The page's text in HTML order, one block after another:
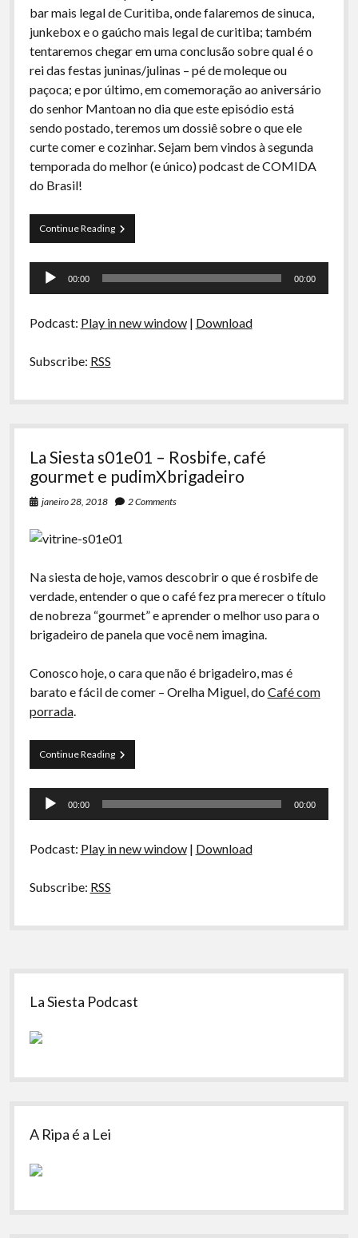
bar mais legal de Curitiba, onde falaremos de sinuca,
junkebox e o gaúcho mais legal de curitiba; também
tentaremos chegar em uma conclusão sobre qual é o
rei das festas juninas/julinas – pé de moleque ou
paçoca; e por último, em comemoração ao aniversário
do senhor Mantoan no dia que este episódio está
sendo postado, teremos um dossiê sobre o que ele
curte comer e cozinhar. Sejam bem vindos à segunda
temporada do melhor (e único) podcast de COMIDA
do Brasil!
Continue ReadingLa
Siesta
–
Paçoca
e
Mantoan
Tocador
00:00 00:00
Podcast: Play in new window| Download
Subscribe: RSS
La Siesta s01e01 – Rosbife, café
gourmet e pudimXbrigadeiro
janeiro 28, 2018 2 Comments
Na siesta de hoje, vamos descobrir o que é rosbife de
verdade, entender o que o café fez pra merecer o título
de nobreza “gourmet” e aprender o melhor uso para o
brigadeiro de panela que você nem imagina.
Conosco hoje, o cara que não é brigadeiro, mas é
barato e fácil de comer – Orelha Miguel, do Café com
porrada.
Continue ReadingLa
Siesta
Rosbife,
e
Tocador
00:00 00:00
Podcast: Play in new window| Download
Subscribe: RSS
Sidebar
La Siesta Podcast
A Ripa é a Lei